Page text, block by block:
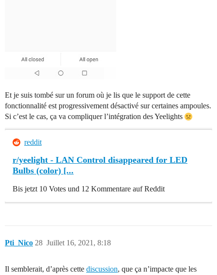
Et je suis tombé sur un forum où je lis que le support de cette
fonctionnalité est progressivement désactivé sur certaines ampoules.
Si c’est le cas, ça va compliquer l’intégration des Yeelights
reddit
r/yeelight - LAN Control disappeared for LED
Bulbs (color) [...
Bis jetzt 10 Votes und 12 Kommentare auf Reddit
Pti_Nico Juillet 16, 2021, 8:18
28
Il semblerait, d’après cette discussion, que ça n’impacte que les